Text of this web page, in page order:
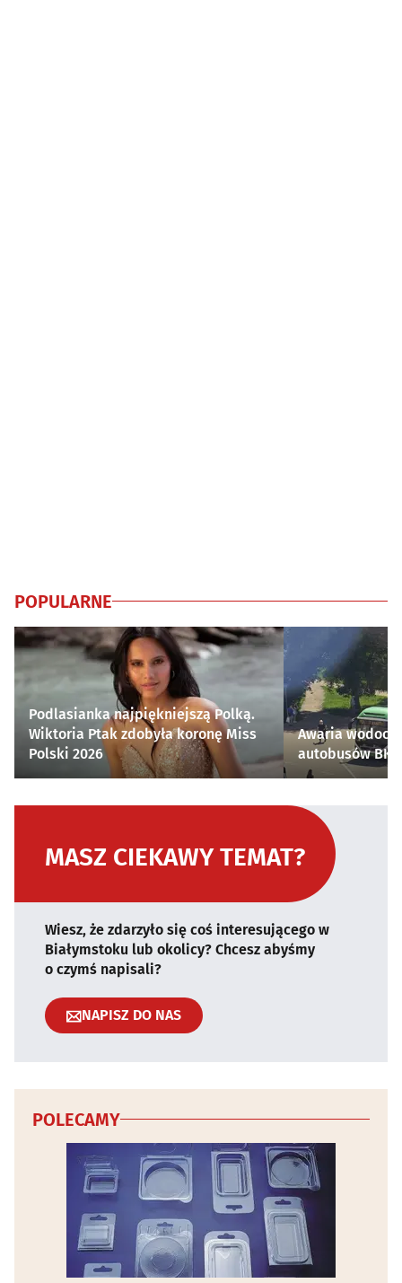
POPULARNE
Podlasianka najpiękniejszą Polką.
Wiktoria Ptak zdobyła koronę Miss
Polski 2026
Awaria
autobusów
MASZ CIEKAWY TEMAT?
Wiesz, że zdarzyło się coś interesującego w
Białymstoku lub okolicy? Chcesz abyśmy
o czymś napisali?
NAPISZ DO NAS
POLECAMY